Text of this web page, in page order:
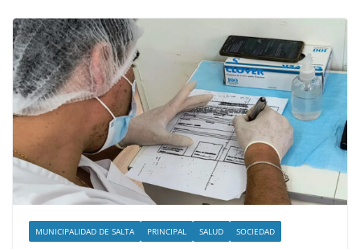
MUNICIPALIDAD DE SALTA PRINCIPAL SALUD SOCIEDAD